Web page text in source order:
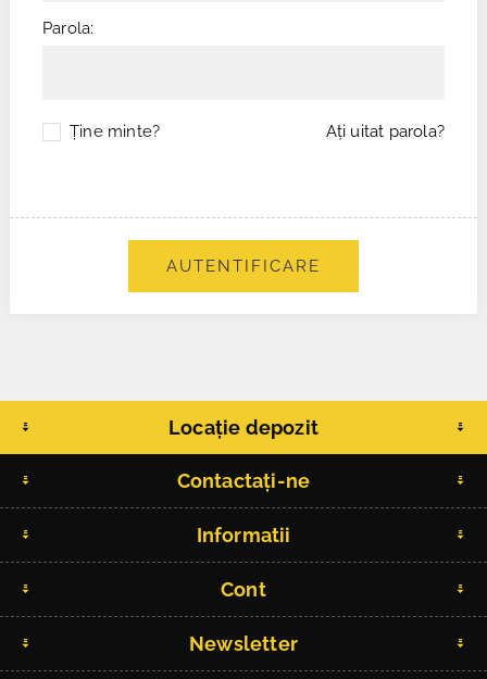
Parola:
Ţine minte? Aţi uitat parola?
AUTENTIFICARE
Locație depozit
Contactați-ne
Informatii
Cont
Newsletter